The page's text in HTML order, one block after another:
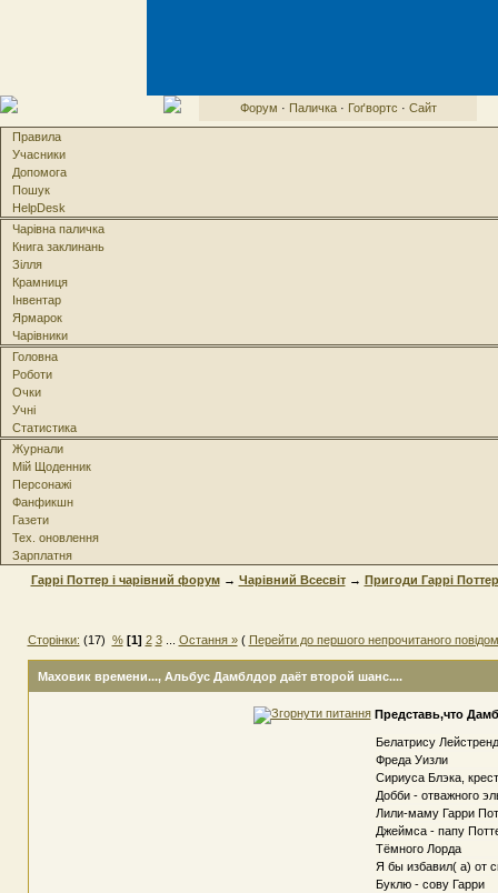
Форум · Паличка· Гоґвортс · Сайт
Правила
Учасники
Допомога
Пошук
HelpDesk
Чарівна паличка
Книга заклинань
Зілля
Крамниця
Інвентар
Ярмарок
Чарівники
Головна
Роботи
Очки
Учні
Статистика
Журнали
Мій Щоденник
Персонажі
Фанфикшн
Газети
Тех. оновлення
Зарплатня
Гаррі Поттер і чарівний форум→ Чарівний Всесвіт→ Пригоди Гаррі
Сторінки: (17) % [1] 2 3... Остання »( Перейти до першого непрочитаного
Маховик времени..., Альбус Дамблдор даёт второй шанс....
Представь,что
Белатрису
Фреда Уизли
Сириуса Блэка,
Добби - отважного
Лили-маму Гарри
Джеймса - папу
Тёмного Лорда
Я бы избавил( а) от
Буклю - сову Гарри